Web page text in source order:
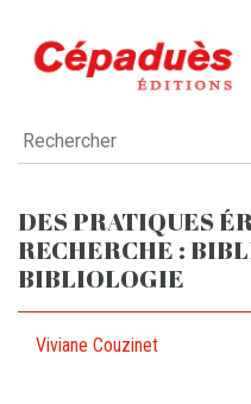
DES PRATIQUES
RECHERCHE :
BIBLIOLOGIE
Viviane Couzinet